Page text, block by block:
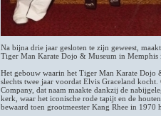
Na bijna drie jaar gesloten te zijn geweest,
Tiger Man Karate Dojo & Museum in Memphis
Het gebouw waarin het Tiger Man Karate
slechts twee jaar voordat Elvis Graceland
Company, dat naam maakte dankzij de
kerk, waar het iconische rode tapijt en de
bewaard toen grootmeester Kang Rhee in